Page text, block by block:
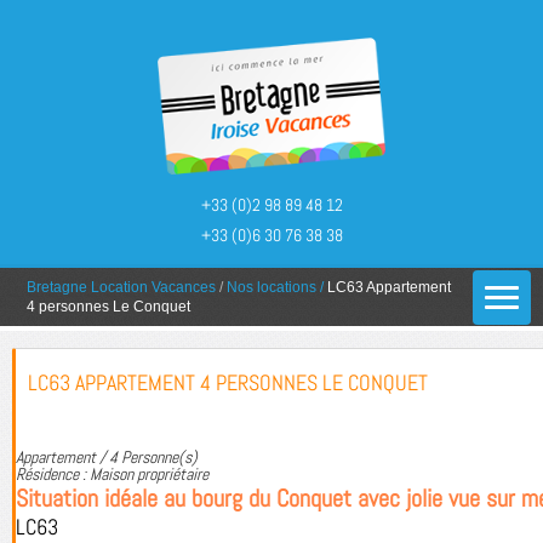
+33 (0)2 98 89 48 12
+33 (0)6 30 76 38 38
You are here:
Bretagne Location Vacances / Nos locations / LC63 Appartement
4 personnes Le Conquet
LC63 APPARTEMENT 4 PERSONNES LE CONQUET
Appartement / 4 Personne(s)
Résidence : Maison propriétaire
Situation idéale au bourg du Conquet avec jolie vue sur
LC63